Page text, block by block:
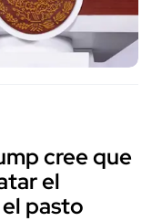
cree que
el
pasto